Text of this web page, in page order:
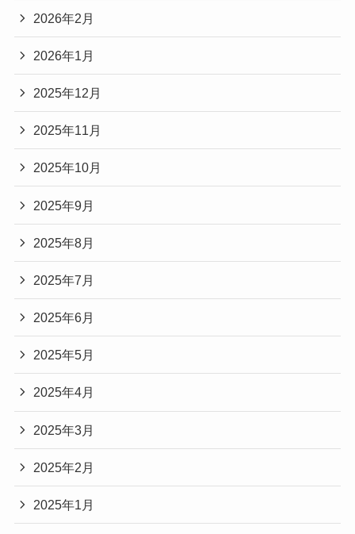
2026年2月
2026年1月
2025年12月
2025年11月
2025年10月
2025年9月
2025年8月
2025年7月
2025年6月
2025年5月
2025年4月
2025年3月
2025年2月
2025年1月